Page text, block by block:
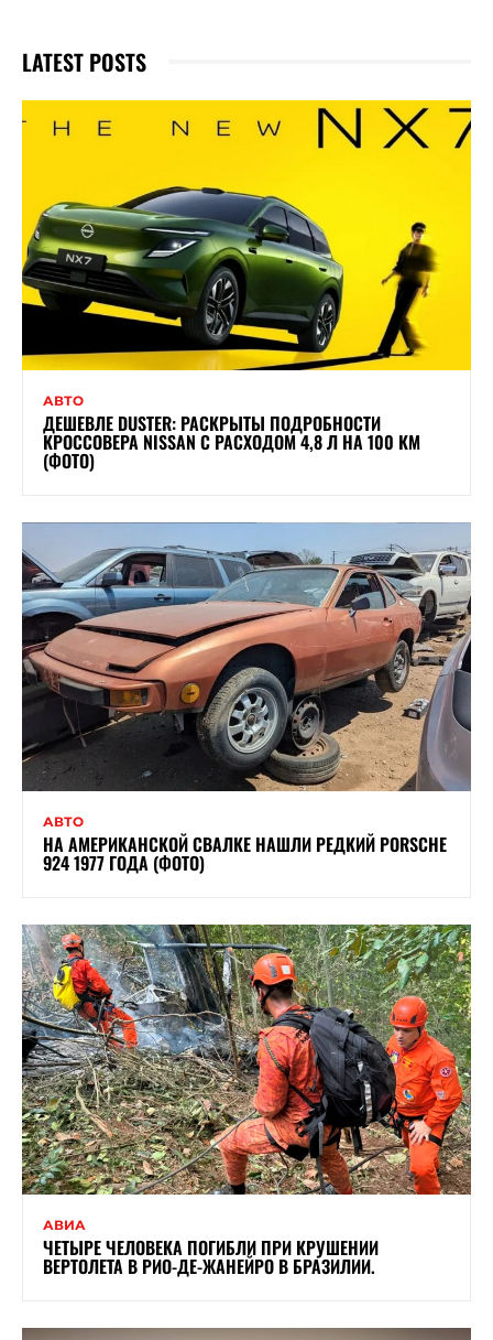
LATEST POSTS
АВТО
ДЕШЕВЛЕ DUSTER: РАСКРЫТЫ ПОДРОБНОСТИ
КРОССОВЕРА NISSAN С РАСХОДОМ 4,8 Л НА 100 КМ
(ФОТО)
АВТО
НА АМЕРИКАНСКОЙ СВАЛКЕ НАШЛИ РЕДКИЙ PORSCHE
924 1977 ГОДА (ФОТО)
АВИА
ЧЕТЫРЕ ЧЕЛОВЕКА ПОГИБЛИ ПРИ КРУШЕНИИ
ВЕРТОЛЕТА В РИО-ДЕ-ЖАНЕЙРО В БРАЗИЛИИ.